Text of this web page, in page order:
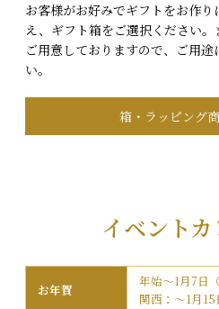
お客様がお好みでギフトをお作
え、ギフト箱をご選択ください
ご用意しておりますので、ご用
い。
箱・ラッピング
イベント
お年賀
年始～1月7日
関西：～1月15